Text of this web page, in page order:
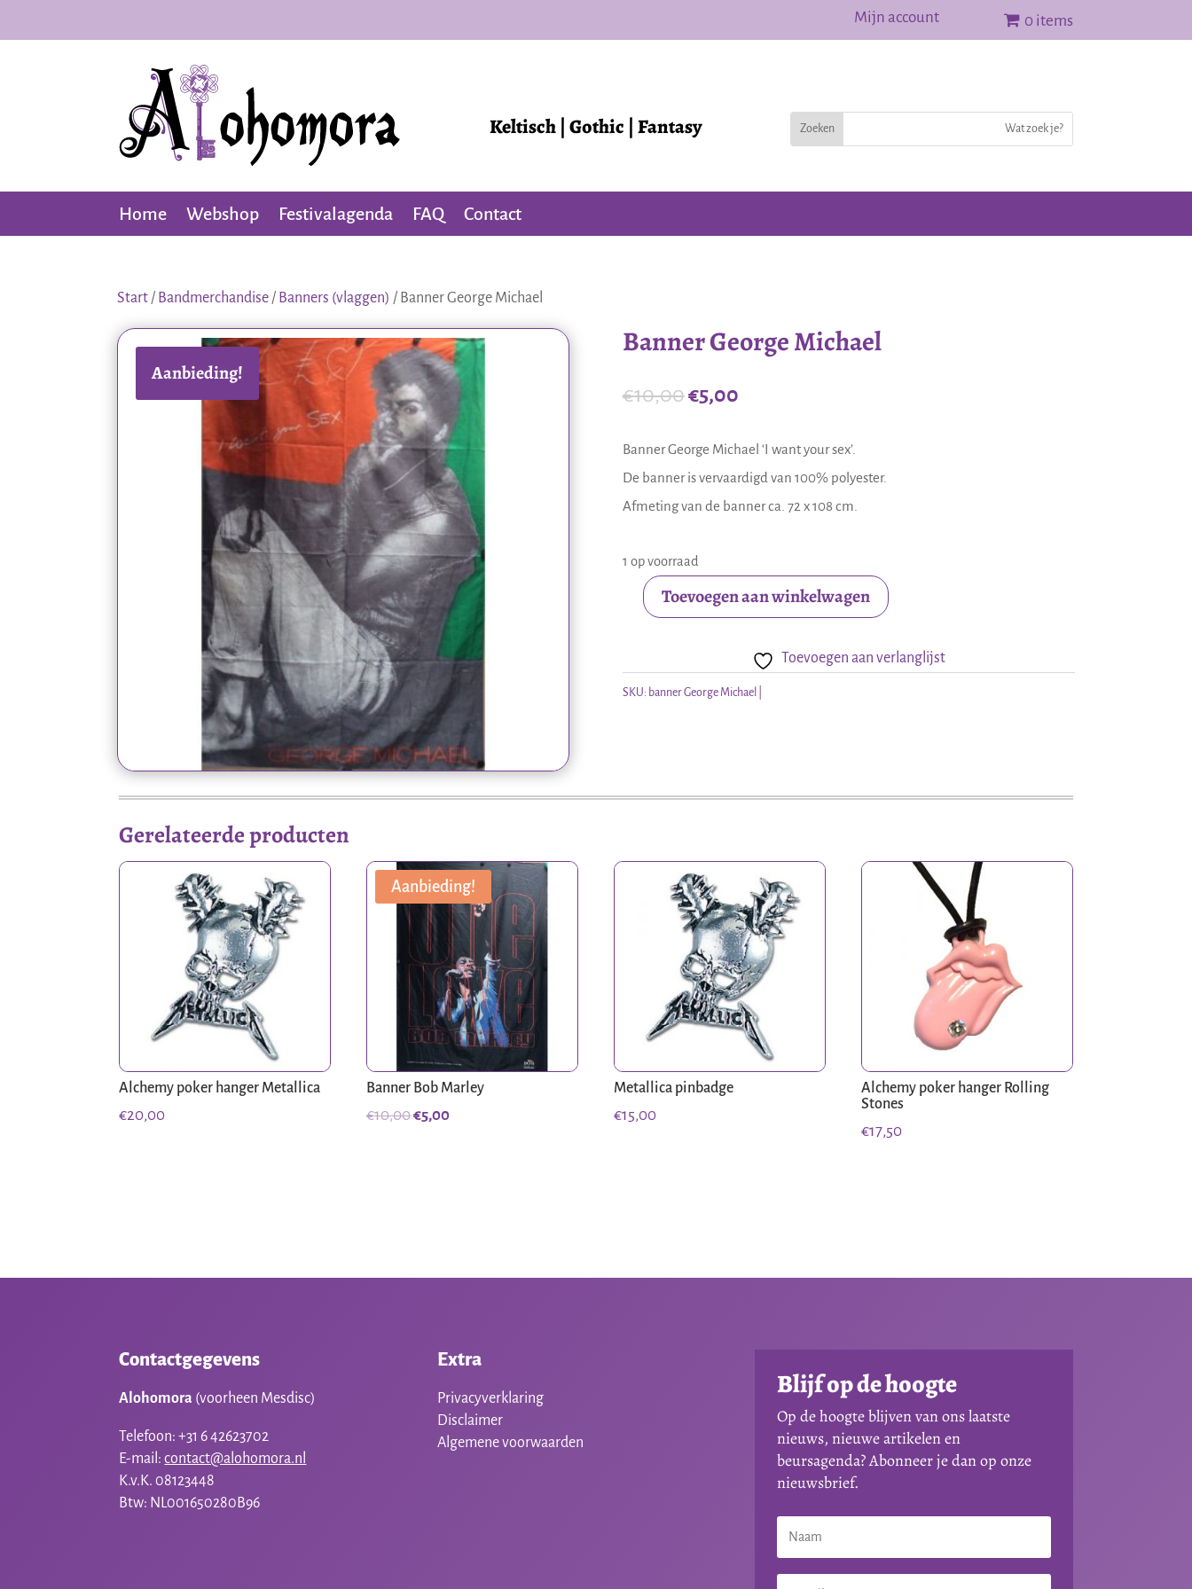
Mijn account 0 items
Keltisch | Gothic | Fantasy
Home Webshop Festivalagenda FAQ Contact
Start / Bandmerchandise / Banners (vlaggen) / Banner George Michael
Aanbieding!
Banner George Michael
€10,00Oorspronkelijke
was:
€10,00.
€5,00Huidige
is:
€5,00.
Banner George Michael ‘I want your sex’.
De banner is vervaardigd van 100% polyester.
Afmeting van de banner ca. 72 x 108 cm.
1 op voorraad
Banner
Michael
aantal
Toevoegen aan winkelwagen
Toevoegen aan verlanglijst
SKU: banner George Michael
Gerelateerde producten
Alchemy poker hanger Metallica
€20,00
Aanbieding!
Banner Bob Marley
€10,00Oorspronkelijke
€5,00Huidige
Metallica pinbadge
€15,00
Alchemy poker hanger Rolling
Stones
€17,50
Contactgegevens
Alohomora (voorheen Mesdisc)
Telefoon: +31 6 42623702
E-mail:contact@alohomora.nl
K.v.K. 08123448
Btw: NL001650280B96
Extra
Privacyverklaring
Disclaimer
Algemene voorwaarden
Blijf op de hoogte
Op de hoogte blijven van ons laatste
nieuws, nieuwe artikelen en
beursagenda? Abonneer je dan op onze
nieuwsbrief.